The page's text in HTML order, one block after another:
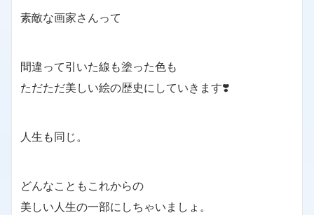
素敵な画家さんって
間違って引いた線も塗った色も
ただただ美しい絵の歴史にしていきます❣️
人生も同じ。
どんなこともこれからの
美しい人生の一部にしちゃいましょ。